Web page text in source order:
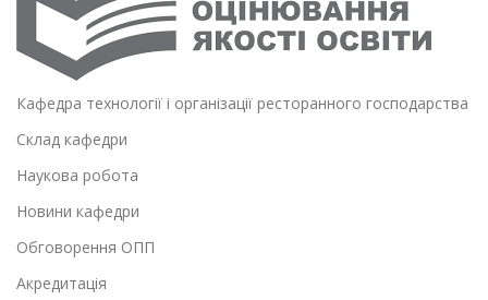
Кафедра технології і організації ресторанного господарства
Склад кафедри
Наукова робота
Новини кафедри
Обговорення ОПП
Акредитація